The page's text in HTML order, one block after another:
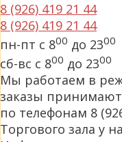
8 (926) 419 21 44
8 (926) 419 21 44
пн-пт с 800 до 2300
сб-вс с 800 до 2300
Мы работаем в
заказы
по телефонам 8
Торгового зала у